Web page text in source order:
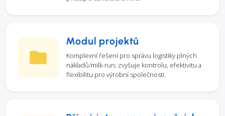
Modul projektů
Komplexní řešení pro správu logistiky plných
nákladů/milk-run; zvyšuje kontrolu, efektivitu a
flexibilitu pro výrobní společnosti.